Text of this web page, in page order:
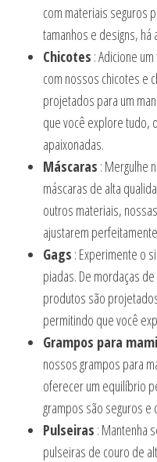
com materiais seguros
tamanhos e designs, há
Chicotes : Adicione
com nossos chicotes e
projetados para um
que você explore tudo,
apaixonadas.
Máscaras : Mergulhe
máscaras de alta
outros materiais,
ajustarem
Gags : Experimente o
piadas. De mordaças
produtos são
permitindo que você
Grampos para
nossos grampos para
oferecer um equilíbrio
grampos são seguros e
Pulseiras : Mantenha
pulseiras de couro de